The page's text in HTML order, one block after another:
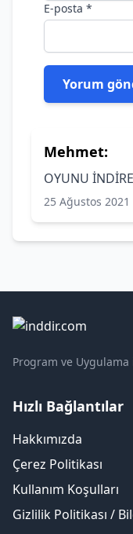
E-posta *
Mehmet:
OYUNU
25 Ağustos 2021
Program ve
Hızlı Bağlantılar
Hakkımızda
Çerez Politikası
Kullanım Koşulları
Gizlilik Politikası /